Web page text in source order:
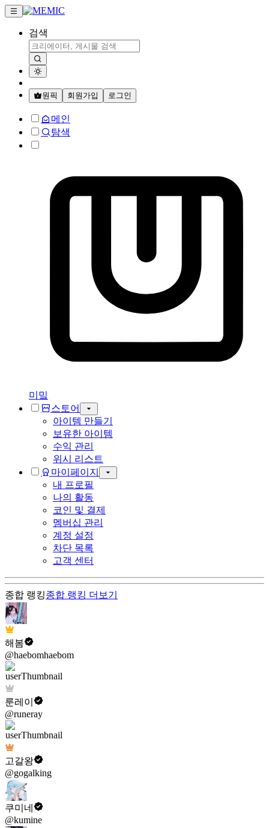
검색
원픽 회원가입 로그인
메인
탐색
미밐
스토어
아이템 만들기
보유한 아이템
수익 관리
위시 리스트
마이페이지
내 프로필
나의 활동
코인 및 결제
멤버십 관리
계정 설정
차단 목록
고객 센터
종합 랭킹종합 랭킹 더보기
해봄
@haebomhaebom
룬레이
@runeray
고갈왕
@gogalking
쿠미네
@kumine